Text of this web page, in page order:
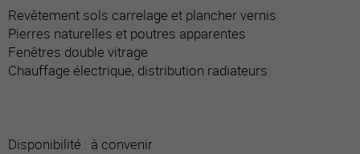
Revêtement sols carrelage et plancher vernis
Pierres naturelles et poutres apparentes
Fenêtres double vitrage
Chauffage électrique, distribution radiateurs
Disponibilité : à convenir